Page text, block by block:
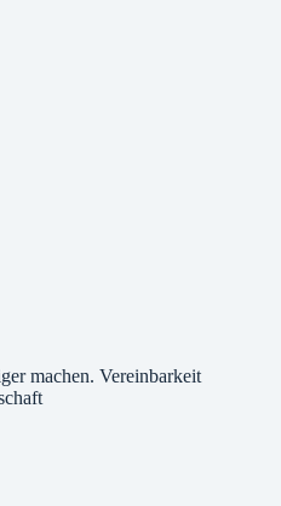
machen. Vereinbarkeit